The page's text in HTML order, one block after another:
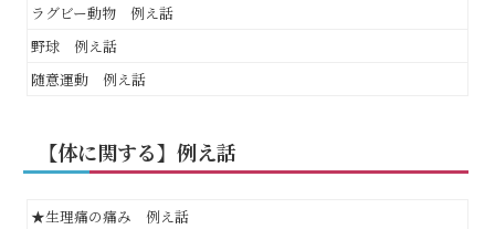
ラグビー動物 例え話
野球 例え話
随意運動 例え話
【体に関する】例え話
★生理痛の痛み 例え話